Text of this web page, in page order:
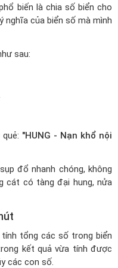
biến là chia số biển cho
nghĩa của biển số mà mình
sau:
"HUNG - Nạn khổ nội
đổ nhanh chóng, không
cát có tàng đại hung, nửa
tổng các số trong biển
kết quả vừa tính được
các con số.